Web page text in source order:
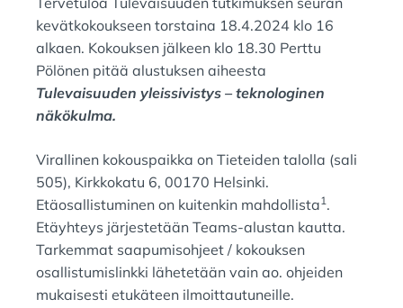
:
N
kevätkokoukseen torstaina 18.4.2024 klo 16
alkaen. Kokouksen jälkeen klo 18.30 Perttu
Pölönen pitää alustuksen aiheesta
Tulevaisuuden yleissivistys – teknologinen
näkökulma.
Virallinen kokouspaikka on Tieteiden talolla (sali
505), Kirkkokatu 6, 00170 Helsinki.
Etäosallistuminen on kuitenkin mahdollista1.
Etäyhteys järjestetään Teams-alustan kautta.
Tarkemmat saapumisohjeet / kokouksen
osallistumislinkki lähetetään vain ao. ohjeiden
mukaisesti etukäteen ilmoittautuneille.